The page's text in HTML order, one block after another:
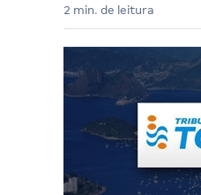
2 min. de leitura